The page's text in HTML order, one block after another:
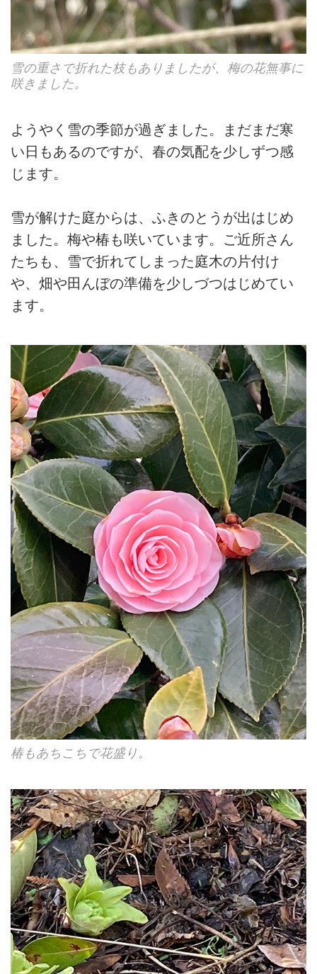
雪の重さで折れた枝もありましたが、梅の花無事に
咲きました。
ようやく雪の季節が過ぎました。まだまだ寒
い日もあるのですが、春の気配を少しずつ感
じます。
雪が解けた庭からは、ふきのとうが出はじめ
ました。梅や椿も咲いています。ご近所さん
たちも、雪で折れてしまった庭木の片付け
や、畑や田んぼの準備を少しづつはじめてい
ます。
椿もあちこちで花盛り。